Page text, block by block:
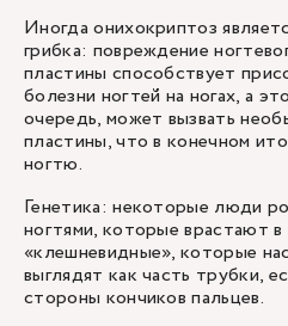
Иногда онихокриптоз
грибка: повреждение
пластины способствует
болезни ногтей на ногах, а
очередь, может вызвать
пластины, что в конечном
ногтю.
Генетика: некоторые люди
ногтями, которые врастают
«клешневидные», которые
выглядят как часть трубки,
стороны кончиков пальцев.